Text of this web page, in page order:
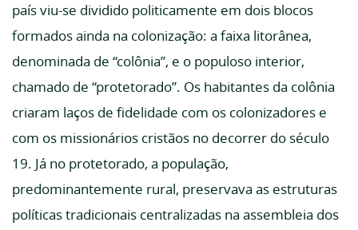
país viu-se dividido politicamente em dois blocos
formados ainda na colonização: a faixa litorânea,
denominada de “colônia”, e o populoso interior,
chamado de “protetorado”. Os habitantes da colônia
criaram laços de fidelidade com os colonizadores e
com os missionários cristãos no decorrer do século
19. Já no protetorado, a população,
predominantemente rural, preservava as estruturas
políticas tradicionais centralizadas na assembleia dos